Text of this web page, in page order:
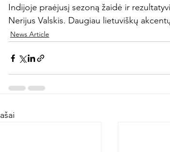
Indijoje praėjusį sezoną žaidė ir
Nerijus Valskis. Daugiau lietuviškų
News Article